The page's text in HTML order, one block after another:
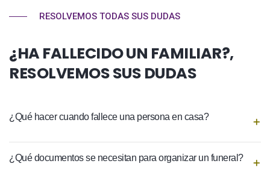
RESOLVEMOS TODAS SUS DUDAS
¿HA FALLECIDO UN FAMILIAR?,
RESOLVEMOS SUS DUDAS
¿Qué hacer cuando fallece una persona en casa?
¿Qué documentos se necesitan para organizar un funeral?